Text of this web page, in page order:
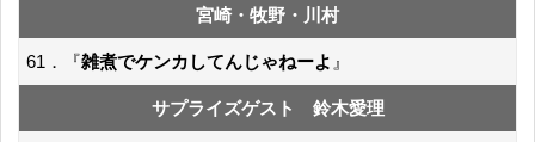
宮崎・牧野・川村
61．『雑煮でケンカしてんじゃねーよ 』
サプライズゲスト 鈴木愛理